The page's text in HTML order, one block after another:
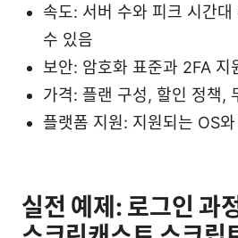
속도: 서버 수와 피크 시간
수 있음
보안: 암호화 표준과 2FA 지
가격: 플랜 구성, 할인 정책,
플랫폼 지원: 지원되는 OS와
실전 예제: 로그인 과